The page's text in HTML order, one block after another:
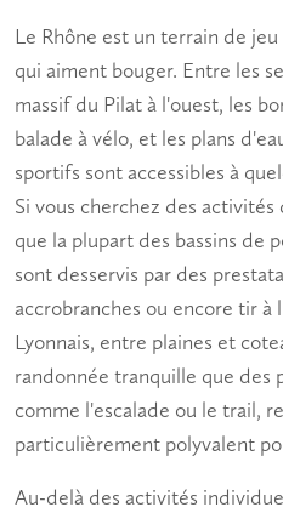
Le Rhône est un terrain de
qui aiment bouger. Entre les
massif du Pilat à l'ouest, les
balade à vélo, et les plans
sportifs sont accessibles à
Si vous cherchez des activités
que la plupart des bassins de
sont desservis par des
accrobranches ou encore tir
Lyonnais, entre plaines et
randonnée tranquille que des
comme l'escalade ou le trail,
particulièrement polyvalent
Au-delà des activités